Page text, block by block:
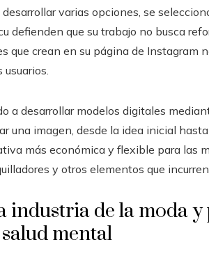
varias opciones, se
defienden que su trabajo no busca
que crean en su página de Instagram
a desarrollar modelos digitales
una imagen, desde la idea inicial
más económica y flexible para las
y otros elementos que
industria de la moda
mental